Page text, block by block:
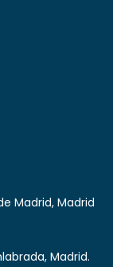
Madrid, Madrid
Madrid.